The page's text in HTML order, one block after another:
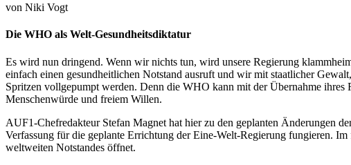
von Niki Vogt
Die WHO als Welt-Gesundheitsdiktatur
Es wird nun dringend. Wenn wir nichts tun, wird unsere Regierung
einfach einen gesundheitlichen Notstand ausruft und wir mit staatlicher
Spritzen vollgepumpt werden. Denn die WHO kann mit der Übernahme ihres
Menschenwürde und freiem Willen.
AUF1-Chefredakteur Stefan Magnet hat hier zu den geplanten Änderungen
Verfassung für die geplante Errichtung der Eine-Welt-Regierung fungieren.
weltweiten Notstandes öffnet.